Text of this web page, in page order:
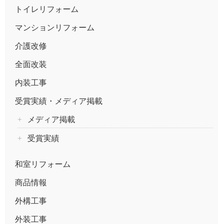
トイレリフォーム
マンションリフォーム
介護改修
全面改装
内装工事
受賞実績・メディア掲載
メディア掲載
受賞実績
和室リフォーム
商品情報
外構工事
外装工事